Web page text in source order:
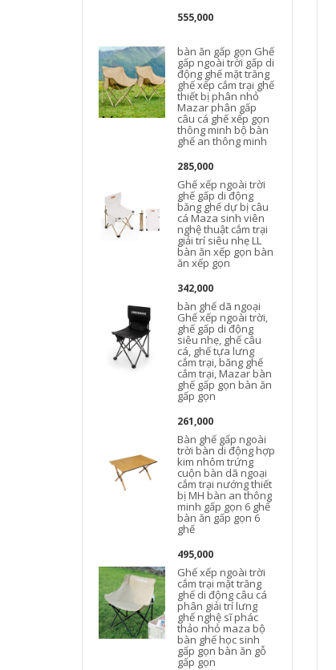
555,000
bàn ăn gấp gọn Ghế
gấp ngoài trời gấp di
động ghế mặt trăng
ghế xếp cắm trại ghế
thiết bị phân nhỏ
Mazar phân gấp
câu cá ghế xếp gọn
thông minh bộ bàn
ghế an thông minh
285,000
Ghế xếp ngoài trời
ghế gấp di động
băng ghế dự bị câu
cá Maza sinh viên
nghệ thuật cắm trại
giải trí siêu nhẹ LL
bàn ăn xếp gọn bàn
ăn xếp gọn
342,000
bàn ghế dã ngoại
Ghế xếp ngoài trời,
ghế gấp di động
siêu nhẹ, ghế câu
cá, ghế tựa lưng
cắm trại, băng ghế
cắm trại, Mazar bàn
ghế gấp gọn bàn ăn
gấp gọn
261,000
Bàn ghế gấp ngoài
trời bàn di động hợp
kim nhôm trứng
cuộn bàn dã ngoại
cắm trại nướng thiết
bị MH bàn an thông
minh gấp gọn 6 ghế
bàn ăn gấp gọn 6
ghế
495,000
Ghế xếp ngoài trời
cắm trại mặt trăng
ghế di động câu cá
phân giải trí lưng
ghế nghệ sĩ phác
thảo nhỏ maza bộ
bàn ghế học sinh
gấp gọn bàn ăn gỗ
gấp gọn